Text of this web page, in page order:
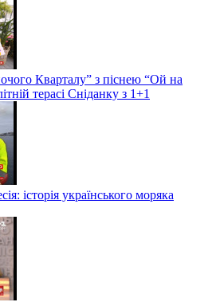
Кварталу” з піснею “Ой на
терасі Сніданку з 1+1
історія українського моряка